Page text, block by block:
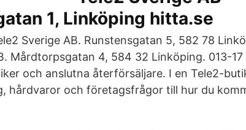
1, Linköping hitta.se
Sverige AB. Runstensgatan 5, 582 78
Mårdtorpsgatan 4, 584 32 Linköping. 013-17
och anslutna återförsäljare. I en Tele2-
hårdvaror och företagsfrågor till hur du